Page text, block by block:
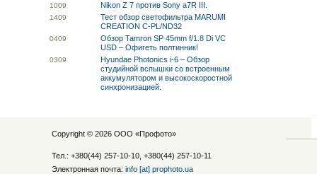
1009 Nikon Z 7 против Sony a7R III.
1409
Тест обзор светофильтра MARUMI
CREATION C-PL/ND32
0409
Обзор Tamron SP 45mm f/1.8 Di VC
USD – Офигеть полтинник!
0309
Hyundae Photonics i-6 – Обзор
студийной вспышки со встроенным
аккумулятором и высокоскоростной
синхронизацией.
Copyright © 2026 ООО «Профото»
Тел.: +380(44) 257-10-10, +380(44) 257-10-11
Электронная почта: info [at] prophoto.ua